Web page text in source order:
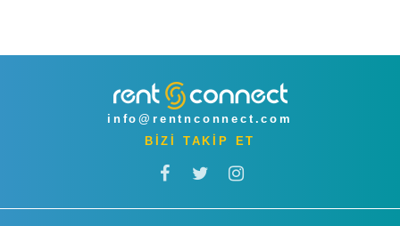
info@rentnconnect.com
BİZİ TAKİP ET